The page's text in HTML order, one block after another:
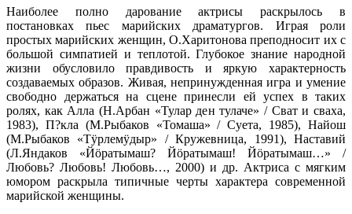
Наиболее полно дарование актрисы раскрылось в
постановках пьес марийских драматургов. Играя роли
простых марийских женщин, О.Харитонова преподносит их с
большой симпатией и теплотой. Глубокое знание народной
жизни обусловило правдивость и яркую характерность
создаваемых образов. Живая, непринужденная игра и умение
свободно держаться на сцене принесли ей успех в таких
ролях, как Алла (Н.Арбан «Тулар ден тулаче» / Сват и сваха,
1983), П?кла (М.Рыбаков «Томаша» / Суета, 1985), Найош
(М.Рыбаков «Тӱрлемӱдыр» / Кружевница, 1991), Наставий
(Л.Яндаков «Йӧратымаш? Йӧратымаш! Йӧратымаш…» /
Любовь? Любовь! Любовь…, 2000) и др. Актриса с мягким
юмором раскрыла типичные черты характера современной
марийской женщины.